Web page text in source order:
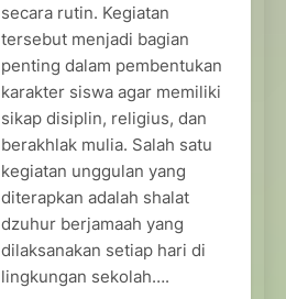
secara rutin. Kegiatan
tersebut menjadi bagian
penting dalam pembentukan
karakter siswa agar memiliki
sikap disiplin, religius, dan
berakhlak mulia. Salah satu
kegiatan unggulan yang
diterapkan adalah shalat
dzuhur berjamaah yang
dilaksanakan setiap hari di
lingkungan sekolah….